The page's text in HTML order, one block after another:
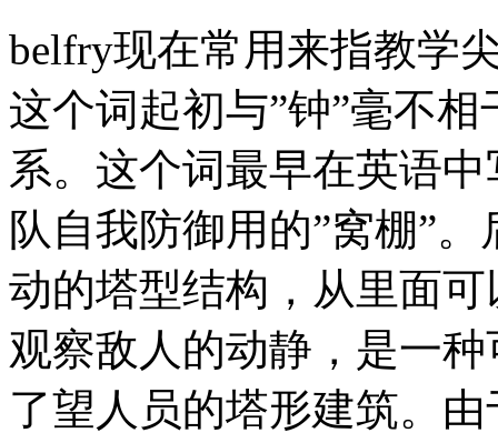
belfry现在常用来指教学
这个词起初与”钟”毫不
系。这个词最早在英语
队自我防御用的”窝棚”
动的塔型结构，从里面
观察敌人的动静，是一
了望人员的塔形建筑。